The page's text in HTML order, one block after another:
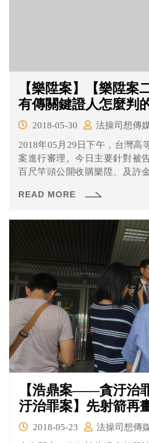
【樂陞案】【樂陞案
有傳關鍵證人怎麼判
2018-05-30
法操司想傳
2018年05月29日下午，台灣高
案進行審理。今日主要針對被
百尺竿頭公開收購樂陞、及許
READ MORE
【浩鼎案——貪汙治
汙治罪案】先射箭再
2018-05-23
法操司想傳